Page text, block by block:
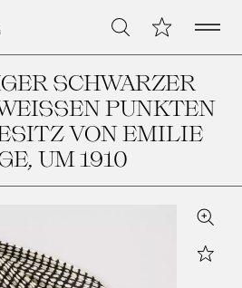
Suche Meine Open
SCHWARZER
PUNKTEN A
VON EMILIE F
, UM 1910
Zoom
Star